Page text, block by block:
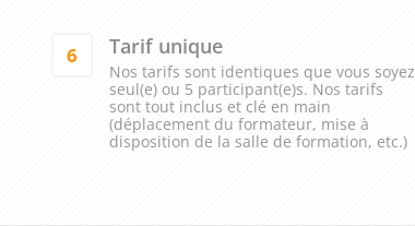
6 Tarif unique
Nos tarifs sont identiques que vous soyez
seul(e) ou 5 participant(e)s. Nos tarifs
sont tout inclus et clé en main
(déplacement du formateur, mise à
disposition de la salle de formation, etc.)